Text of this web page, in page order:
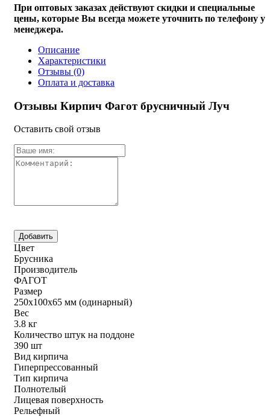
При оптовых заказах действуют скидки и специальные
цены, которые Вы всегда можете уточнить по телефону у
менеджера.
Описание
Характеристики
Отзывы (0)
Оплата и доставка
Отзывы Кирпич Фагот брусничный Луч
Оставить свой отзыв
Цвет
Брусника
Производитель
ФАГОТ
Размер
250х100х65 мм (одинарный)
Вес
3.8 кг
Количество штук на поддоне
390 шт
Вид кирпича
Гиперпрессованный
Тип кирпича
Полнотелый
Лицевая поверхность
Рельефный